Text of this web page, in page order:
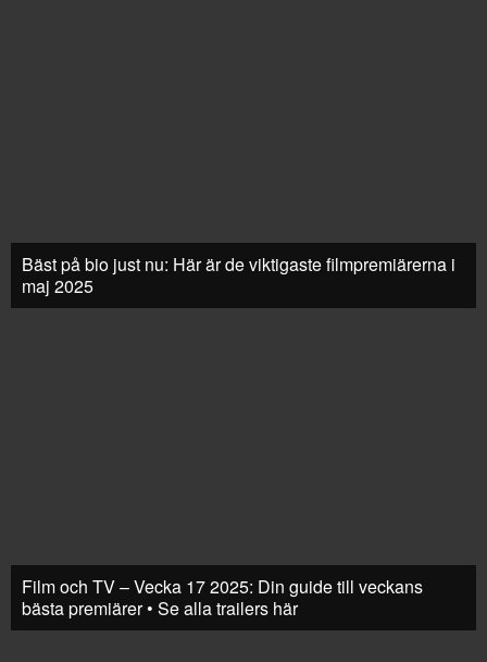
Bäst på bio just nu: Här är de viktigaste filmpremiärerna i
maj 2025
Film och TV – Vecka 17 2025: Din guide till veckans
bästa premiärer • Se alla trailers här